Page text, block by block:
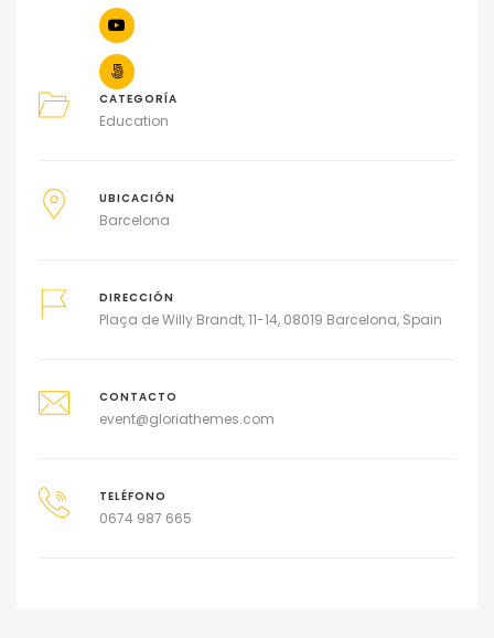
UBICACIÓN
Barcelona
CATEGORÍA
Education
DIRECCIÓN
Plaça de Willy Brandt, 11-14, 08019 Barcelona, Spain
TELÉFONO
0674 987 665
CONTACTO
event@gloriathemes.com